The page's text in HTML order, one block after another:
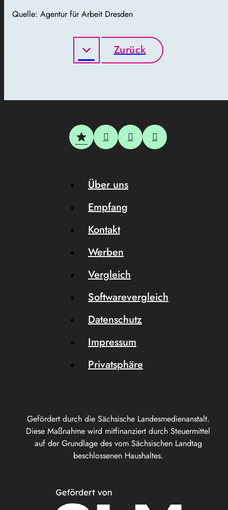
Quelle: Agentur für Arbeit Dresden
Zurück
Gefördert durch die Sächsische Landesmedienanstalt.
Diese Maßnahme wird mitfinanziert durch Steuermittel
auf der Grundlage des vom Sächsischen Landtag
beschlossenen Haushaltes.
Über uns
Empfang
Kontakt
Werben
Vergleich
Softwarevergleich
Datenschutz
Impressum
Privatsphäre